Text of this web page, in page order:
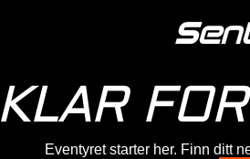
KLAR
Eventyret starter her. Finn ditt